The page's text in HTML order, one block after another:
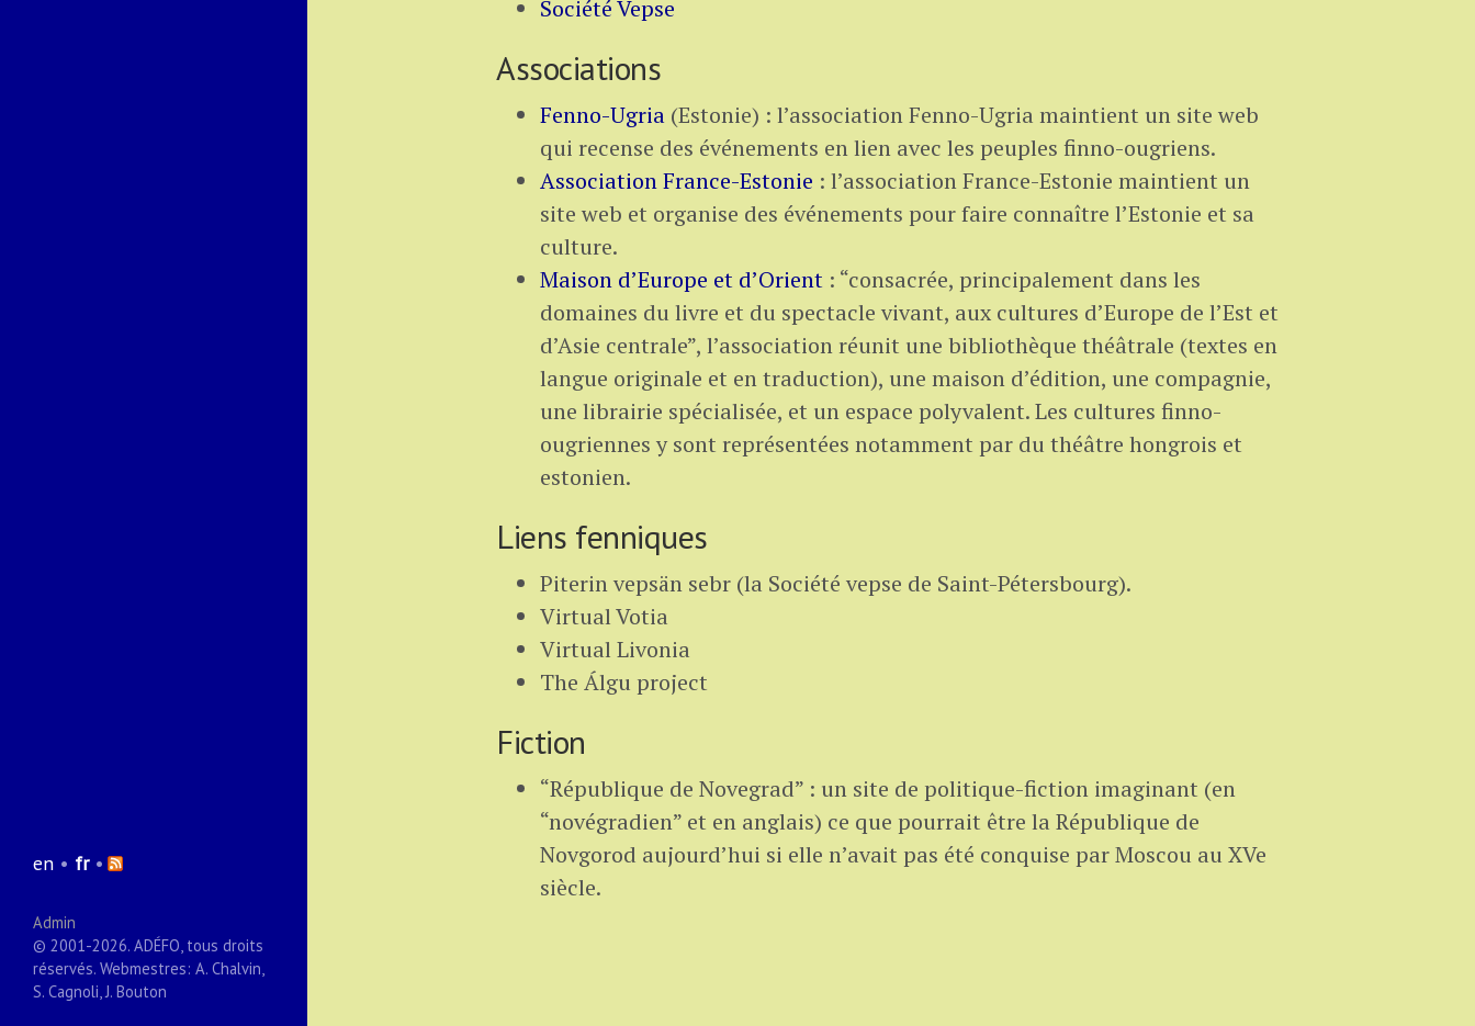
en • fr•
Admin
© 2001-2026. ADÉFO, tous droits
réservés. Webmestres: A. Chalvin,
S. Cagnoli, J. Bouton
Société Vepse
Associations
Fenno-Ugria (Estonie) : l’association Fenno-Ugria maintient un site web
qui recense des événements en lien avec les peuples finno-ougriens.
Association France-Estonie : l’association France-Estonie maintient un
site web et organise des événements pour faire connaître l’Estonie et sa
culture.
Maison d’Europe et d’Orient : “consacrée, principalement dans les
domaines du livre et du spectacle vivant, aux cultures d’Europe de l’Est et
d’Asie centrale”, l’association réunit une bibliothèque théâtrale (textes en
langue originale et en traduction), une maison d’édition, une compagnie,
une librairie spécialisée, et un espace polyvalent. Les cultures finno-
ougriennes y sont représentées notamment par du théâtre hongrois et
estonien.
Liens fenniques
Piterin vepsän sebr (la Société vepse de Saint-Pétersbourg).
Virtual Votia
Virtual Livonia
The Álgu project
Fiction
“République de Novegrad” : un site de politique-fiction imaginant (en
“novégradien” et en anglais) ce que pourrait être la République de
Novgorod aujourd’hui si elle n’avait pas été conquise par Moscou au XVe
siècle.